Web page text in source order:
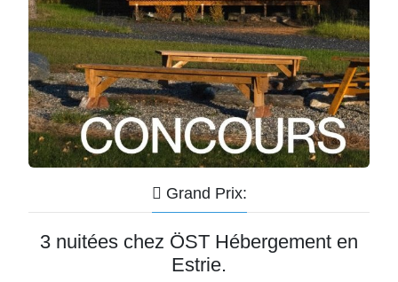
Grand Prix:
3 nuitées chez ÖST Hébergement en
Estrie.